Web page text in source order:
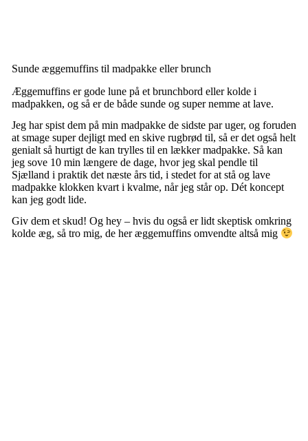
Sunde æggemuffins til madpakke eller brunch
Æggemuffins er gode lune på et brunchbord eller kolde i
madpakken, og så er de både sunde og super nemme at lave.
Jeg har spist dem på min madpakke de sidste par uger, og foruden
at smage super dejligt med en skive rugbrød til, så er det også helt
genialt så hurtigt de kan trylles til en lækker madpakke. Så kan
jeg sove 10 min længere de dage, hvor jeg skal pendle til
Sjælland i praktik det næste års tid, i stedet for at stå og lave
madpakke klokken kvart i kvalme, når jeg står op. Dét koncept
kan jeg godt lide.
Giv dem et skud! Og hey – hvis du også er lidt skeptisk omkring
kolde æg, så tro mig, de her æggemuffins omvendte altså mig